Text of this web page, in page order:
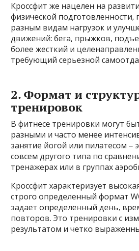
Кроссфит же нацелен на
физической подготовленности,
разным видам нагрузок и
движений: бега, прыжков,
более жесткий и
требующий серьезной
2. Формат и
тренировок
В фитнесе тренировки могут
разными и часто менее
занятие йогой или пилатесом –
совсем другого типа по
тренажерах или в группах
Кроссфит характеризует
строго определенный формат
задает определенный день,
повторов. Это тренировки с
результатом и четко